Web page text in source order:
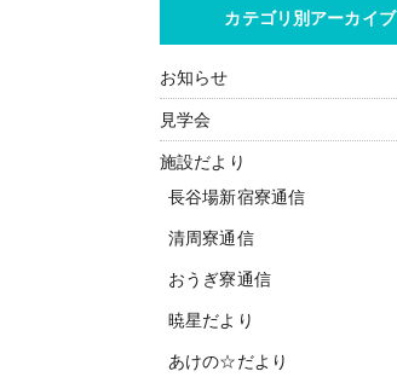
カテゴリ別アーカイブ
お知らせ
見学会
施設だより
長谷場新宿寮通信
清周寮通信
おうぎ寮通信
暁星だより
あけの☆だより